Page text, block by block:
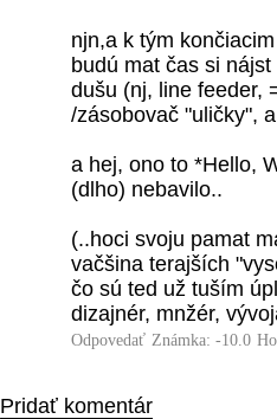
njn,a k tým
budú mat čas si
dušu (nj, line feeder,
/zásobovač "uličky",
a hej, ono to *Hello,
(dlho) nebavilo..
(..hoci svoju pamat
vačšina terajších
čo sú ted už tuším
dizajnér, mnžér,
Odpovedať Známka: -10.0
Pridať komentár